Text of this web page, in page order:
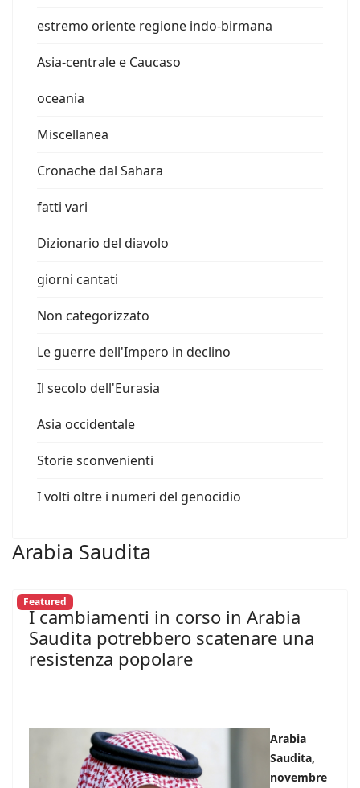
estremo oriente regione indo-birmana
Asia-centrale e Caucaso
oceania
Miscellanea
Cronache dal Sahara
fatti vari
Dizionario del diavolo
giorni cantati
Non categorizzato
Le guerre dell'Impero in declino
Il secolo dell'Eurasia
Asia occidentale
Storie sconvenienti
I volti oltre i numeri del genocidio
Arabia Saudita
Featured
I cambiamenti in corso in Arabia
Saudita potrebbero scatenare una
resistenza popolare
Arabia
Saudita,
novembre